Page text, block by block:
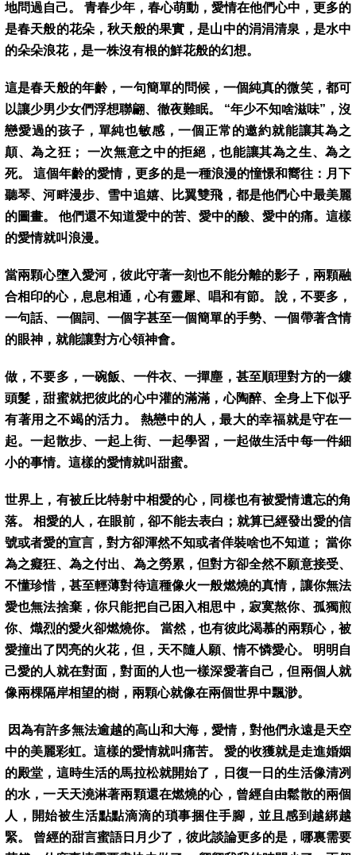
地問過自己。 青春少年，春心萌動，愛情在他們心中，更多的
是春天般的花朵，秋天般的果實，是山中的涓涓清泉，是水中
的朵朵浪花，是一株沒有根的鮮花般的幻想。
這是春天般的年齡，一句簡單的問候，一個純真的微笑，都可
以讓少男少女們浮想聯翩、徹夜難眠。 “年少不知啥滋味”，沒
戀愛過的孩子，單純也敏感，一個正常的邀約就能讓其為之
顛、為之狂； 一次無意之中的拒絕，也能讓其為之生、為之
死。 這個年齡的愛情，更多的是一種浪漫的憧憬和嚮往：月下
聽琴、河畔漫步、雪中追嬉、比翼雙飛，都是他們心中最美麗
的圖畫。 他們還不知道愛中的苦、愛中的酸、愛中的痛。這樣
的愛情就叫浪漫。
當兩顆心墮入愛河，彼此守著一刻也不能分離的影子，兩顆融
合相印的心，息息相通，心有靈犀、唱和有節。 說，不要多，
一句話、一個詞、一個字甚至一個簡單的手勢、一個帶著含情
的眼神，就能讓對方心領神會。
做，不要多，一碗飯、一件衣、一撣塵，甚至順理對方的一縷
頭髮，甜蜜就把彼此的心中灌的滿滿，心陶醉、全身上下似乎
有著用之不竭的活力。 熱戀中的人，最大的幸福就是守在一
起。一起散步、一起上街、一起學習，一起做生活中每一件細
小的事情。這樣的愛情就叫甜蜜。
世界上，有被丘比特射中相愛的心，同樣也有被愛情遺忘的角
落。 相愛的人，在眼前，卻不能去表白；就算已經發出愛的信
號或者愛的宣言，對方卻渾然不知或者佯裝啥也不知道； 當你
為之癡狂、為之付出、為之勞累，但對方卻全然不願意接受、
不懂珍惜，甚至輕薄對待這種像火一般燃燒的真情，讓你無法
愛也無法捨棄，你只能把自己困入相思中，寂寞熬你、孤獨煎
你、熾烈的愛火卻燃燒你。 當然，也有彼此渴慕的兩顆心，被
愛撞出了閃亮的火花，但，天不隨人願、情不憐愛心。 明明自
己愛的人就在對面，對面的人也一樣深愛著自己，但兩個人就
像兩棵隔岸相望的樹，兩顆心就像在兩個世界中飄渺。
因為有許多無法逾越的高山和大海，愛情，對他們永遠是天空
中的美麗彩虹。這樣的愛情就叫痛苦。 愛的收獲就是走進婚姻
的殿堂，這時生活的馬拉松就開始了，日復一日的生活像清冽
的水，一天天澆淋著兩顆還在燃燒的心，曾經自由鬆散的兩個
人，開始被生活點點滴滴的瑣事捆住手腳，並且感到越綁越
緊。 曾經的甜言蜜語日月少了，彼此談論更多的是，哪裏需要